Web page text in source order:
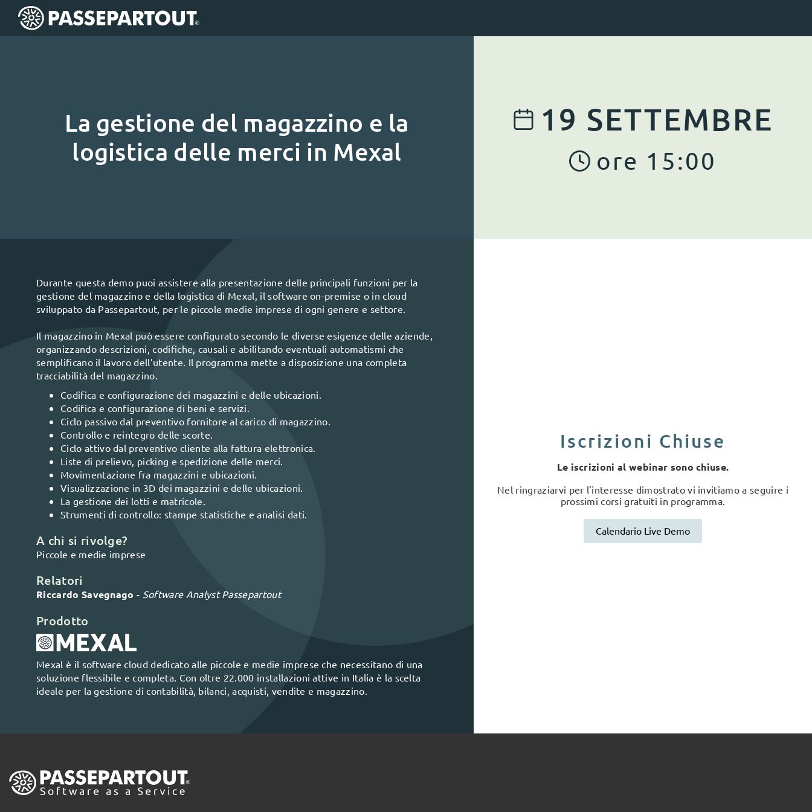
La gestione del magazzino e la
logistica delle merci in Mexal
19 SETTEMBRE
ore 15:00
Durante questa demo puoi assistere alla presentazione delle principali funzioni per la
gestione del magazzino e della logistica di Mexal, il software on-premise o in cloud
sviluppato da Passepartout, per le piccole medie imprese di ogni genere e settore.
Il magazzino in Mexal può essere configurato secondo le diverse esigenze delle aziende,
organizzando descrizioni, codifiche, causali e abilitando eventuali automatismi che
semplificano il lavoro dell’utente. Il programma mette a disposizione una completa
tracciabilità del magazzino.
Codifica e configurazione dei magazzini e delle ubicazioni.
Codifica e configurazione di beni e servizi.
Ciclo passivo dal preventivo fornitore al carico di magazzino.
Controllo e reintegro delle scorte.
Ciclo attivo dal preventivo cliente alla fattura elettronica.
Liste di prelievo, picking e spedizione delle merci.
Movimentazione fra magazzini e ubicazioni.
Visualizzazione in 3D dei magazzini e delle ubicazioni.
La gestione dei lotti e matricole.
Strumenti di controllo: stampe statistiche e analisi dati.
A chi si rivolge?
Piccole e medie imprese
Relatori
Riccardo Savegnago - Software Analyst Passepartout
Prodotto
Mexal è il software cloud dedicato alle piccole e medie imprese che necessitano di una
soluzione flessibile e completa. Con oltre 22.000 installazioni attive in Italia è la scelta
ideale per la gestione di contabilità, bilanci, acquisti, vendite e magazzino.
Iscrizioni Chiuse
Le iscrizioni al webinar sono chiuse.
Nel ringraziarvi per l'interesse dimostrato vi invitiamo a seguire i
prossimi corsi gratuiti in programma.
Calendario Live Demo